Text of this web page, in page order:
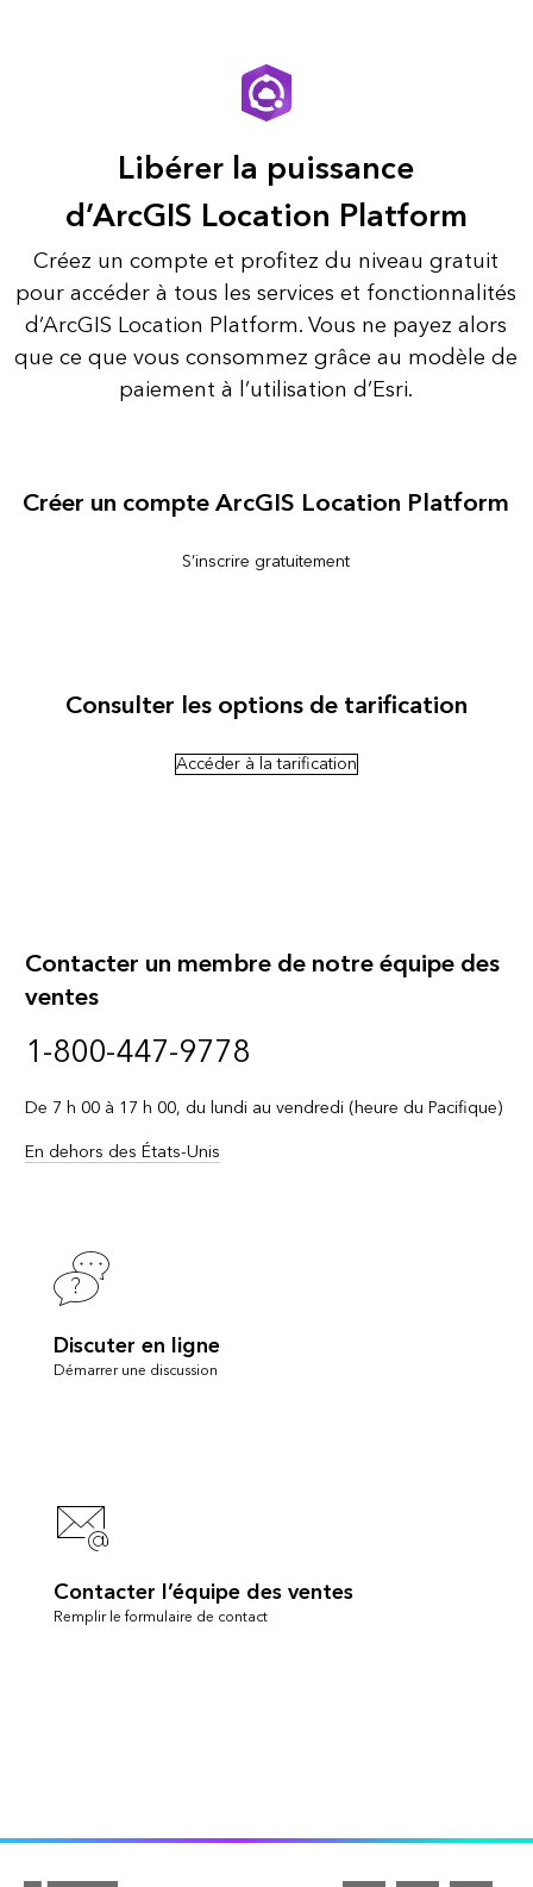
Libérer la puissance
d’ArcGIS Location Platform
Créez un compte et profitez du niveau gratuit
pour accéder à tous les services et fonctionnalités
d’ArcGIS Location Platform. Vous ne payez alors
que ce que vous consommez grâce au modèle de
paiement à l’utilisation d’Esri.
Créer un compte ArcGIS Location Platform
S’inscrire gratuitement
Consulter les options de tarification
Accéder à la tarification
Contacter un membre de notre équipe des
ventes
1-800-447-9778
De 7 h 00 à 17 h 00, du lundi au vendredi (heure du Pacifique)
En dehors des États-Unis
Discuter en ligne
Démarrer une discussion
Contacter l’équipe des ventes
Remplir le formulaire de contact